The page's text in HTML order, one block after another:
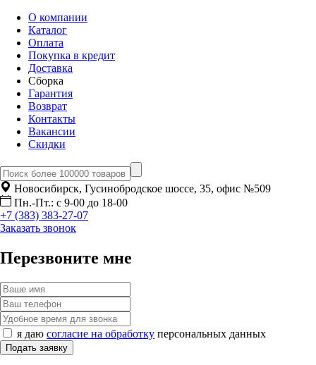
О компании
Каталог
Оплата
Покупка в кредит
Доставка
Сборка
Гарантия
Возврат
Контакты
Вакансии
Скидки
Новосибирск, Гусинобродское шоссе, 35, офис №509
Пн.-Пт.: с 9-00 до 18-00
+7 (383) 383-27-07
Заказать звонок
Перезвоните мне
я даю согласие на обработку персональных данных